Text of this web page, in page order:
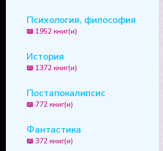
Психология, философия
📖 1952 книг(и)
История
📖 1372 книг(и)
Постапокалипсис
📖 772 книг(и)
Фантастика
📖 372 книг(и)